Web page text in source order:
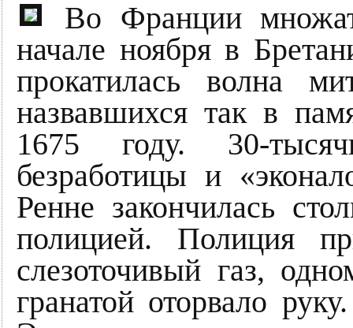
Во Франции
начале ноября в
прокатилась волна
назвавшихся так в
1675 году. 30-
безработицы и
Ренне закончилась
полицией. Полиция
слезоточивый газ,
гранатой оторвало